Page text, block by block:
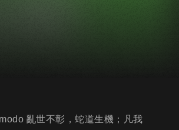
亂世不彰，蛇道生機；凡我